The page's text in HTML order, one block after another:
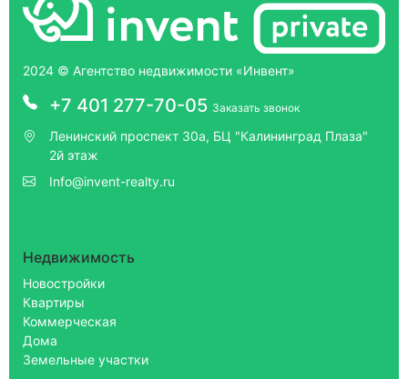
2024 © Агентство недвижимости «Инвент»
+7 401 277-70-05 Заказать звонок
Ленинский проспект 30а, БЦ "Калининград Плаза"
2й этаж
Info@invent-realty.ru
Недвижимость
Новостройки
Квартиры
Коммерческая
Дома
Земельные участки